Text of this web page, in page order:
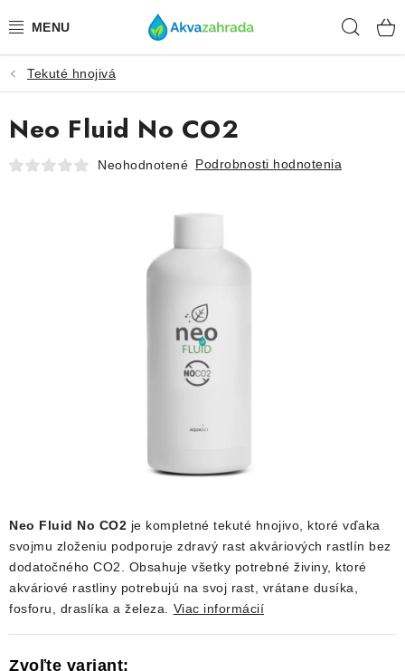
na
TECHNIKA
HNOJIVÁ
VODA
VÝPREDAJ
Doprava a platba Kontakty
Tekuté hnojivá
Neo Fluid No CO2 je kompletné tekuté hnojivo, ktoré vďaka
svojmu zloženiu podporuje zdravý rast akváriových rastlín bez
dodatočného CO2. Obsahuje všetky potrebné živiny, ktoré
akváriové rastliny potrebujú na svoj rast, vrátane dusíka,
fosforu, draslíka a železa.
Viac informácií
Neo Fluid No CO2
Neohodnotené Podrobnosti hodnotenia